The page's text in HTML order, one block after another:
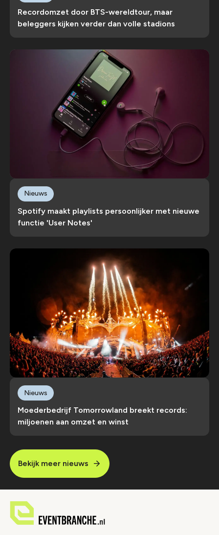
Recordomzet door BTS-wereldtour, maar
beleggers kijken verder dan volle stadions
Spotify maakt playlists persoonlijker met nieuwe
functie 'User Notes'
Nieuws
Moederbedrijf Tomorrowland breekt records:
miljoenen aan omzet en winst
Nieuws
Bekijk meer nieuws